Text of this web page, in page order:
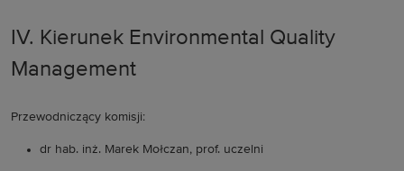
IV. Kierunek Environmental Quality
Management
Przewodniczący komisji:
dr hab. inż. Marek Mołczan, prof. uczelni